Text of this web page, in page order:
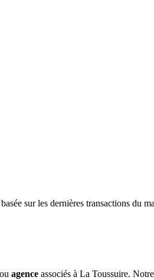
sur les dernières transactions du
ou agence associés à La Toussuire.